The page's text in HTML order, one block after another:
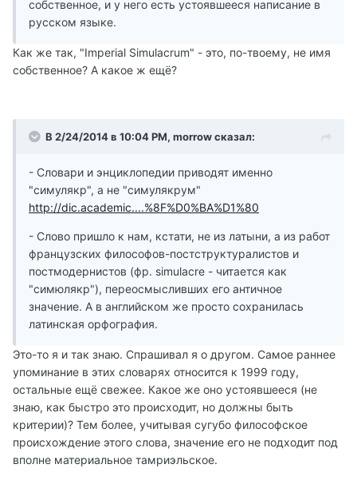
собственное, и у него есть устоявшееся написание в
русском языке.
Как же так, "Imperial Simulacrum" - это, по-твоему, не имя
собственное? А какое ж ещё?
В 2/24/2014 в 10:04 PM, morrow сказал:
- Словари и энциклопедии приводят именно
"симулякр", а не "симулякрум"
http://dic.academic....%8F%D0%BA%D1%80
- Слово пришло к нам, кстати, не из латыни, а из работ
французских философов-постструктуралистов и
постмодернистов (фр. simulacre - читается как
"симюлякр"), переосмысливших его античное
значение. А в английском же просто сохранилась
латинская орфография.
Это-то я и так знаю. Спрашивал я о другом. Самое раннее
упоминание в этих словарях относится к 1999 году,
остальные ещё свежее. Какое же оно устоявшееся (не
знаю, как быстро это происходит, но должны быть
критерии)? Тем более, учитывая сугубо философское
происхождение этого слова, значение его не подходит под
вполне материальное тамриэльское.